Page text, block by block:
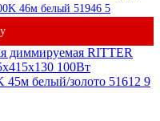
46м белый 51946 5